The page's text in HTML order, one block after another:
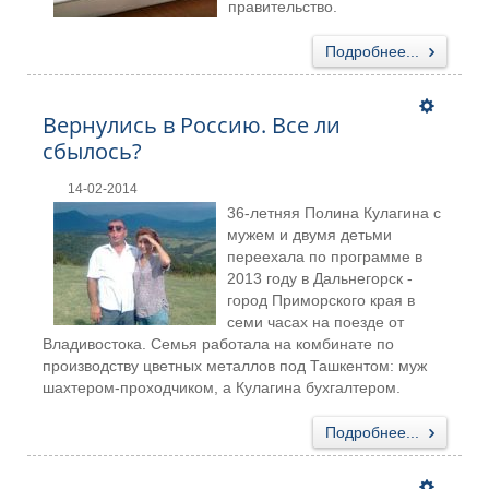
правительство.
Подробнее...
Вернулись в Россию. Все ли
сбылось?
14-02-2014
36-летняя Полина Кулагина с
мужем и двумя детьми
переехала по программе в
2013 году в Дальнегорск -
город Приморского края в
семи часах на поезде от
Владивостока. Семья работала на комбинате по
производству цветных металлов под Ташкентом: муж
шахтером-проходчиком, а Кулагина бухгалтером.
Подробнее...